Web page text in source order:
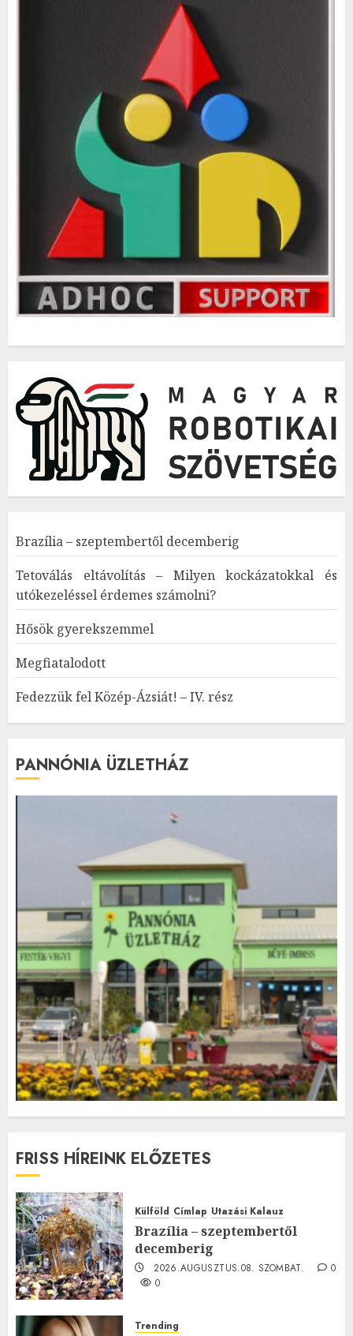
Brazília – szeptembertől decemberig
Tetoválás eltávolítás – Milyen kockázatokkal és
utókezeléssel érdemes számolni?
Hősök gyerekszemmel
Megfiatalodott
Fedezzük fel Közép-Ázsiát! – IV. rész
PANNÓNIA ÜZLETHÁZ
FRISS HÍREINK ELŐZETES
Külföld Címlap Utazási Kalauz
Brazília – szeptembertől
decemberig
2026.AUGUSZTUS.08. SZOMBAT.
0
0
Trending